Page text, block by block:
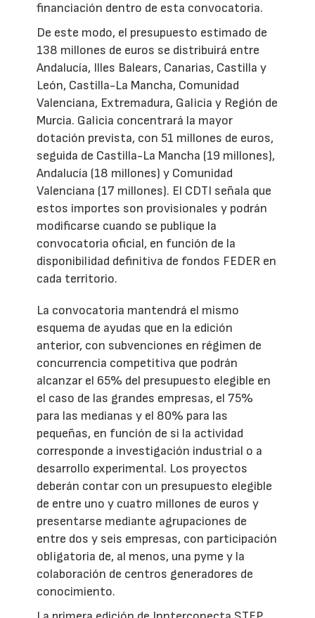
financiación dentro de esta convocatoria.
De este modo, el presupuesto estimado de
138 millones de euros se distribuirá entre
Andalucía, Illes Balears, Canarias, Castilla y
León, Castilla-La Mancha, Comunidad
Valenciana, Extremadura, Galicia y Región de
Murcia. Galicia concentrará la mayor
dotación prevista, con 51 millones de euros,
seguida de Castilla-La Mancha (19 millones),
Andalucía (18 millones) y Comunidad
Valenciana (17 millones). El CDTI señala que
estos importes son provisionales y podrán
modificarse cuando se publique la
convocatoria oficial, en función de la
disponibilidad definitiva de fondos FEDER en
cada territorio.
La convocatoria mantendrá el mismo
esquema de ayudas que en la edición
anterior, con subvenciones en régimen de
concurrencia competitiva que podrán
alcanzar el 65% del presupuesto elegible en
el caso de las grandes empresas, el 75%
para las medianas y el 80% para las
pequeñas, en función de si la actividad
corresponde a investigación industrial o a
desarrollo experimental. Los proyectos
deberán contar con un presupuesto elegible
de entre uno y cuatro millones de euros y
presentarse mediante agrupaciones de
entre dos y seis empresas, con participación
obligatoria de, al menos, una pyme y la
colaboración de centros generadores de
conocimiento.